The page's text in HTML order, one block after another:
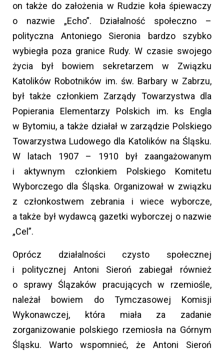
on także do założenia w Rudzie koła śpiewaczy
o nazwie „Echo”. Działalność społeczno –
polityczna Antoniego Sieronia bardzo szybko
wybiegła poza granice Rudy. W czasie swojego
życia był bowiem sekretarzem w Związku
Katolików Robotników im. św. Barbary w Zabrzu,
był także członkiem Zarządy Towarzystwa dla
Popierania Elementarzy Polskich im. ks Engla
w Bytomiu, a także działał w zarządzie Polskiego
Towarzystwa Ludowego dla Katolików na Śląsku.
W latach 1907 – 1910 był zaangażowanym
i aktywnym członkiem Polskiego Komitetu
Wyborczego dla Śląska. Organizował w związku
z członkostwem zebrania i wiece wyborcze,
a także był wydawcą gazetki wyborczej o nazwie
„Cel”.
Oprócz działalności czysto społecznej
i politycznej Antoni Sieroń zabiegał również
o sprawy Ślązaków pracujących w rzemiośle,
należał bowiem do Tymczasowej Komisji
Wykonawczej, która miała za zadanie
zorganizowanie polskiego rzemiosła na Górnym
Śląsku. Warto wspomnieć, że Antoni Sieroń